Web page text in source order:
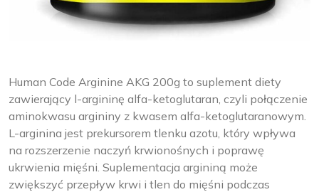
Human Code Arginine AKG 200g to suplement diety
zawierający l-argininę alfa-ketoglutaran, czyli połączenie
aminokwasu argininy z kwasem alfa-ketoglutaranowym.
L-arginina jest prekursorem tlenku azotu, który wpływa
na rozszerzenie naczyń krwionośnych i poprawę
ukrwienia mięśni. Suplementacja argininą może
zwiększyć przepływ krwi i tlen do mięśni podczas